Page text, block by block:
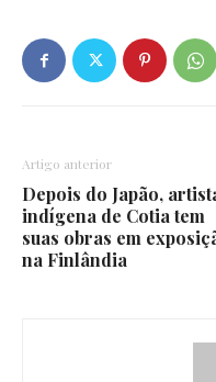
Artigo anterior
Depois do Japão,
indígena de Cotia tem
suas obras em
na Finlândia